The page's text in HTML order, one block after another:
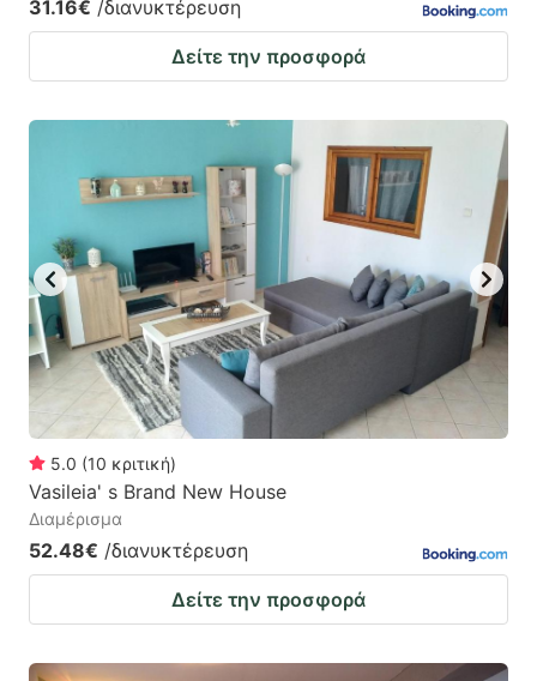
31.16€ /διανυκτέρευση
Δείτε την προσφορά
5.0 (10 κριτική)
Vasileia' s Brand New House
Διαμέρισμα
52.48€ /διανυκτέρευση
Δείτε την προσφορά